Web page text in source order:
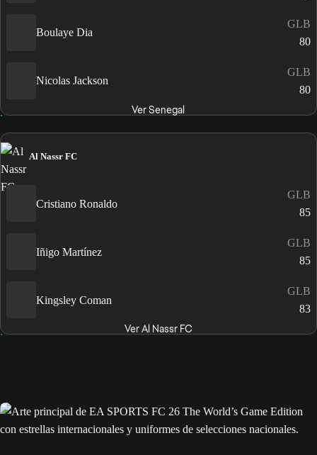
Boulaye Dia
GLB
80
Nicolas Jackson
GLB
80
Ver Senegal
Al Nassr FC
Cristiano Ronaldo
GLB
85
Iñigo Martínez
GLB
85
Kingsley Coman
GLB
83
Ver Al Nassr FC